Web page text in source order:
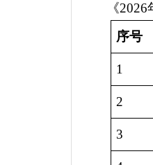
《2026
序号
1
2
3